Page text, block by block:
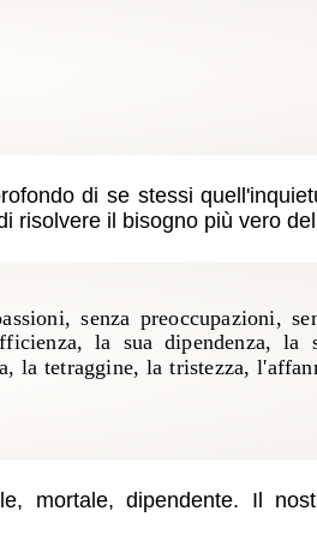
di se stessi
risolvere il bisogno più vero
senza preoccupazioni,
la sua dipendenza, la
la tetraggine, la tristezza,
mortale, dipendente. Il